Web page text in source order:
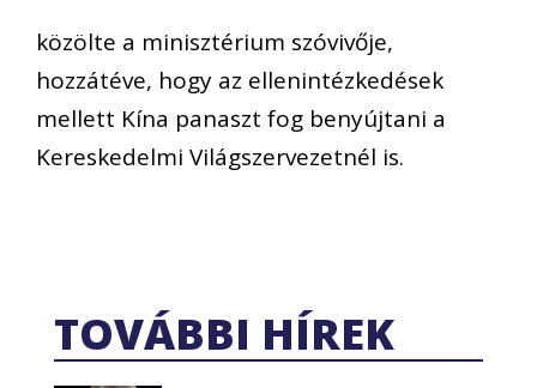
közölte a minisztérium szóvivője,
hozzátéve, hogy az ellenintézkedések
mellett Kína panaszt fog benyújtani a
Kereskedelmi Világszervezetnél is.
TOVÁBBI HÍREK